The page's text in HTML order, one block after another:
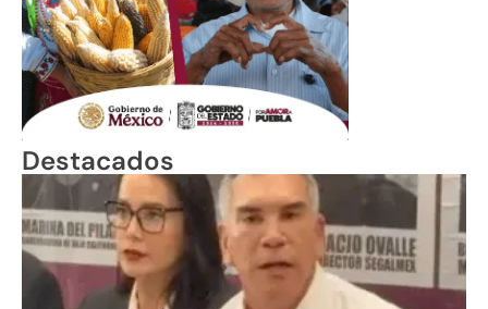
Destacados